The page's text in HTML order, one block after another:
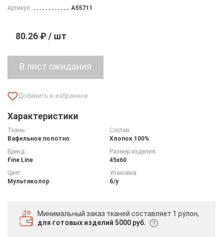
Артикул: A55711
80.26 ₽ / шт
Характеристики
Ткань:
Вафельное полотно
Состав:
Хлопок 100%
Бренд:
Fine Line
Размер изделия:
45х60
Цвет:
Мультиколор
Упаковка:
б/у
Минимальный заказ тканей составляет 1 рулон,
для готовых изделий 5000 руб.